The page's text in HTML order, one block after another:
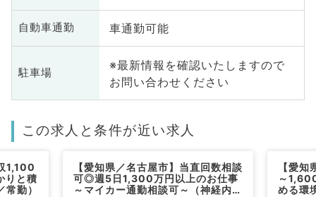
自動車通勤 車通勤可能
駐車場
※最新情報を確認いたしますので
お問い合わせください
この求人と条件が近い求人
1,100
りと積
勤）
【愛知県／名古屋市】当直回数相談
可◎週5日1,300万円以上のお仕事
～マイカー通勤相談可～（神経内科
【愛
～
める環